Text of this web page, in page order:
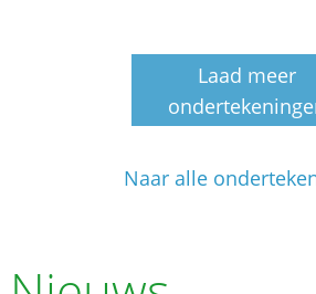
Laad meer
Naar alle